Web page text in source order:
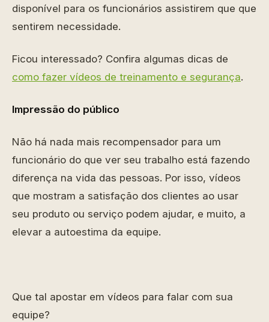
disponível para os funcionários assistirem que que
sentirem necessidade.
Ficou interessado? Confira algumas dicas de
como fazer vídeos de treinamento e segurança.
Impressão do público
Não há nada mais recompensador para um
funcionário do que ver seu trabalho está fazendo
diferença na vida das pessoas. Por isso, vídeos
que mostram a satisfação dos clientes ao usar
seu produto ou serviço podem ajudar, e muito, a
elevar a autoestima da equipe.
Que tal apostar em vídeos para falar com sua
equipe?